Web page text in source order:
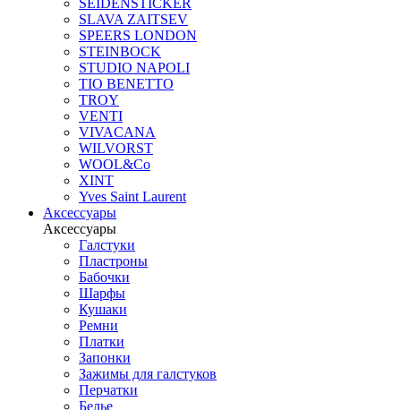
SEIDENSTICKER
SLAVA ZAITSEV
SPEERS LONDON
STEINBOCK
STUDIO NAPOLI
TIO BENETTO
TROY
VENTI
VIVACANA
WILVORST
WOOL&Co
XINT
Yves Saint Laurent
Аксессуары
Аксессуары
Галстуки
Пластроны
Бабочки
Шарфы
Кушаки
Ремни
Платки
Запонки
Зажимы для галстуков
Перчатки
Белье